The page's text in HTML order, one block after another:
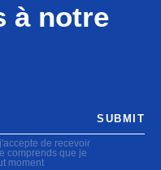
à notre
de recevoir
comprends que je
moment
SUBMIT